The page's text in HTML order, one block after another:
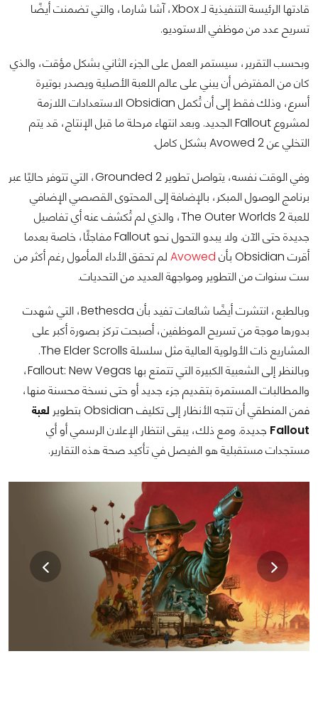
قادتها الرئيسة التنفيذية لـ Xbox، آشا شارما، والتي تضمنت أيضًا
تسريح عدد من موظفي الاستوديو.
وبحسب التقرير، سيستمر العمل على الجزء الثاني بشكل مؤقت، والذي
كان من المفترض أن يبني على عالم اللعبة الأصلية ويصدر بوتيرة
أسرع، وذلك فقط إلى أن تُكمل Obsidian الاستعدادات اللازمة
لمشروع Fallout الجديد. وبعد انتهاء مرحلة ما قبل الإنتاج، قد يتم
التخلي عن Avowed 2 بشكل كامل.
وفي الوقت نفسه، يتواصل تطوير Grounded 2، التي تتوفر حاليًا عبر
برنامج الوصول المبكر، بالإضافة إلى المحتوى القصصي الإضافي
للعبة The Outer Worlds 2، والذي لم تُكشف عنه أي تفاصيل
جديدة حتى الآن. ولا يبدو التحول نحو Fallout مفاجئًا، خاصة بعدما
أقرت Obsidian بأن
Avowed لم تحقق الأداء المأمول رغم أكثر من
ست سنوات من التطوير ومواجهة العديد من التحديات.
وبالطبع، انتشرت أيضًا شائعات تفيد بأن Bethesda، التي شهدت
بدورها موجة من تسريح الموظفين، أصبحت تركز بصورة أكبر على
المشاريع ذات الأولوية العالية مثل سلسلة The Elder Scrolls.
وبالنظر إلى الشعبية الكبيرة التي تتمتع بها Fallout: New Vegas،
والمطالبات المستمرة بتقديم جزء جديد أو حتى نسخة محسنة منها،
فمن المنطقي أن تتجه الأنظار إلى تكليف Obsidian بتطوير
لعبة
Fallout جديدة. ومع ذلك، يبقى انتظار الإعلان الرسمي أو أي
مستجدات مستقبلية هو الفيصل في تأكيد صحة هذه التقارير.